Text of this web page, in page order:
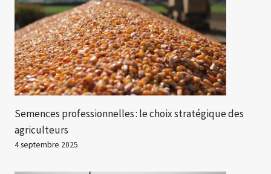
Semences professionnelles : le choix stratégique des
agriculteurs
4 septembre 2025